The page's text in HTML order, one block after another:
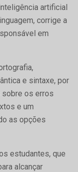
artificial
corrige a
em
e sintaxe, por
sobre os erros
e um
as opções
estudantes, que
alcançar